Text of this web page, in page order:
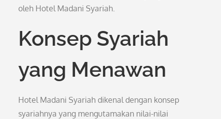
oleh Hotel Madani Syariah.
Konsep Syariah
yang Menawan
Hotel Madani Syariah dikenal dengan konsep
syariahnya yang mengutamakan nilai-nilai